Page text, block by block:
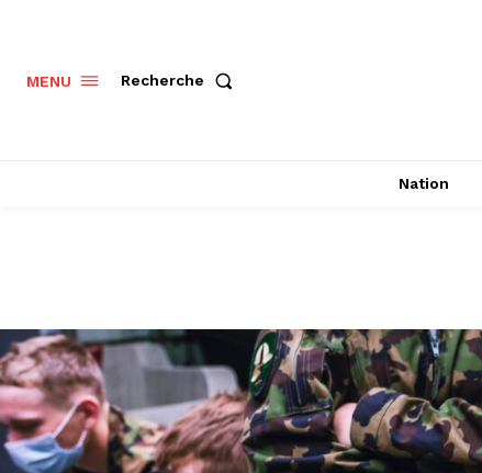
MENU Recherche
Nation